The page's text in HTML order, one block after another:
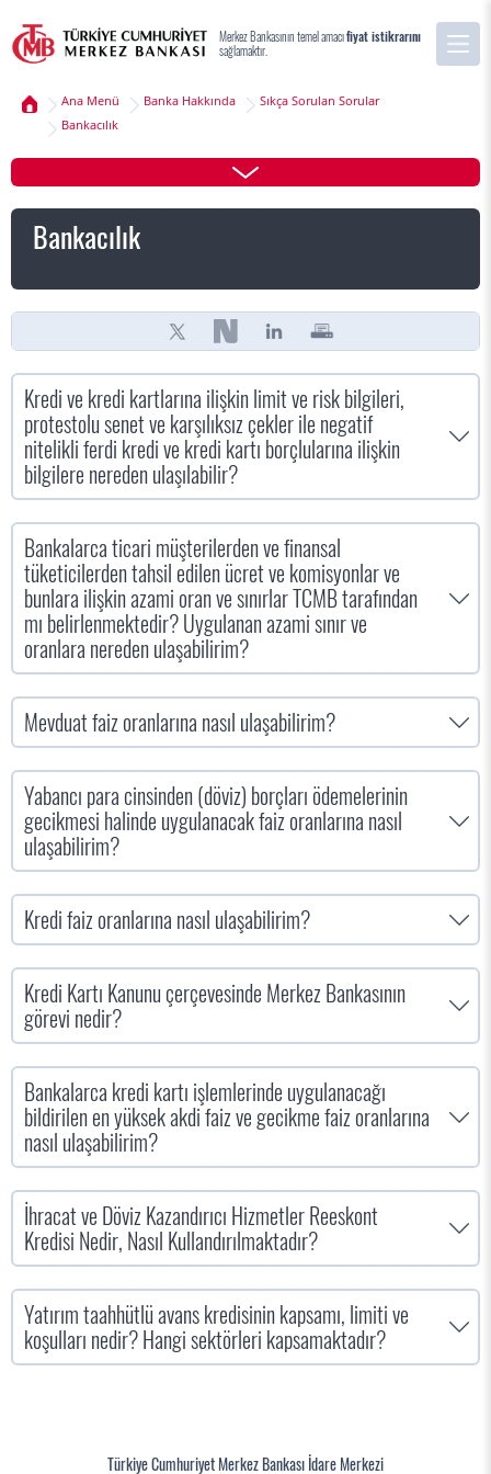
Merkez Bankasının temel amacıfiyat istikrarını
sağlamaktır.
Ana Menü Banka Hakkında
Sıkça Sorulan Sorular
Bankacılık
Bankacılık
Kredi ve kredi kartlarına ilişkin limit ve risk bilgileri,
protestolu senet ve karşılıksız çekler ile negatif
nitelikli ferdi kredi ve kredi kartı borçlularına ilişkin
bilgilere nereden ulaşılabilir?
Bankalarca ticari müşterilerden ve finansal
tüketicilerden tahsil edilen ücret ve komisyonlar ve
bunlara ilişkin azami oran ve sınırlar TCMB tarafından
mı belirlenmektedir? Uygulanan azami sınır ve
oranlara nereden ulaşabilirim?
Mevduat faiz oranlarına nasıl ulaşabilirim?
Yabancı para cinsinden (döviz) borçları ödemelerinin
gecikmesi halinde uygulanacak faiz oranlarına nasıl
ulaşabilirim?
Kredi faiz oranlarına nasıl ulaşabilirim?
Kredi Kartı Kanunu çerçevesinde Merkez Bankasının
görevi nedir?
Bankalarca kredi kartı işlemlerinde uygulanacağı
bildirilen en yüksek akdi faiz ve gecikme faiz oranlarına
nasıl ulaşabilirim?
İhracat ve Döviz Kazandırıcı Hizmetler Reeskont
Kredisi Nedir, Nasıl Kullandırılmaktadır?
Yatırım taahhütlü avans kredisinin kapsamı, limiti ve
koşulları nedir? Hangi sektörleri kapsamaktadır?
Türkiye Cumhuriyet Merkez Bankası İdare Merkezi